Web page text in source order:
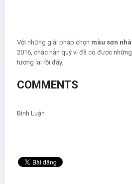
Với những giải pháp chọn màu sơn nhà
2016, chắc hẳn quý vị đã có được
tương lai rồi đấy.
COMMENTS
Bình Luận